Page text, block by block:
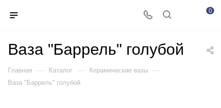
0
Ваза "Баррель" голубой
Главная — Каталог — Керамические вазы —
Ваза "Баррель" голубой